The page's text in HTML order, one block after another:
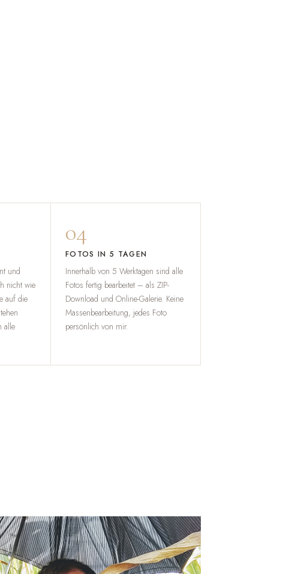
und
nicht wie
auf die
alle
04
FOTOS IN 5 TAGEN
Innerhalb von 5 Werktagen sind alle
Fotos fertig bearbeitet – als ZIP-
Download und Online-Galerie. Keine
Massenbearbeitung, jedes Foto
persönlich von mir.